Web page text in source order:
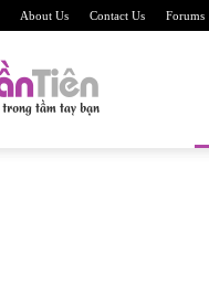
About Us Contact Us Forums